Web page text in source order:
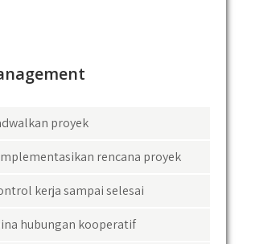
proyek
rencana proyek
kerja sampai selesai
hubungan kooperatif